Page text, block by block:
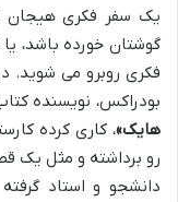
یک سفر فکری هیجان
گوشتان خورده باشد،
فکری روبرو می شوید.
بودراکس، نویسنده
هایک»، کاری کرده
رو برداشته و مثل یک
دانشجو و استاد